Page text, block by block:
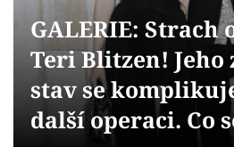
Videa
Sledujte prima+
GALERIE: Strach
Teri Blitzen!
stav se
další operaci. Co